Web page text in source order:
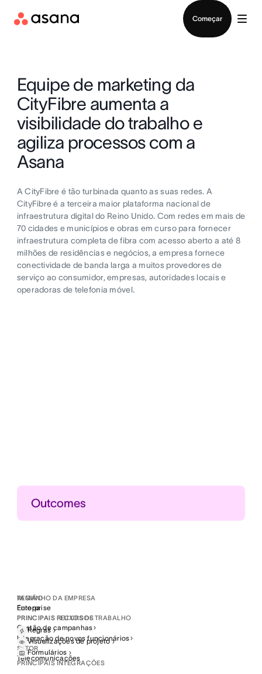
Começar
Equipe de marketing da
CityFibre aumenta a
visibilidade do trabalho e
agiliza processos com a
Asana
A CityFibre é tão turbinada quanto as suas redes. A
CityFibre é a terceira maior plataforma nacional de
infraestrutura digital do Reino Unido. Com redes em mais de
70 cidades e municípios e obras em curso para fornecer
infraestrutura completa de fibra com acesso aberto a até 8
milhões de residências e negócios, a empresa fornece
conectividade de banda larga a muitos provedores de
serviço ao consumidor, empresas, autoridades locais e
operadoras de telefonia móvel.
Outcomes
A adoção da Asana chegou a 93% ao longo de um
ano entre os membros de equipe pesquisados
Agilizou as comunicações
Simplificação da expansão de comunicações de 30
projetos municipais, em 2020, passando a mais de
REGIÃO
Europa
PRINCIPAIS FLUXOS DE TRABALHO
Gestão de campanhas
Integração de novos funcionários
SETOR
Telecomunicações
TAMANHO DA EMPRESA
Enterprise
PRINCIPAIS RECURSOS
Regras
Visualizações deprojeto
Formulários
PRINCIPAIS INTEGRAÇÕES